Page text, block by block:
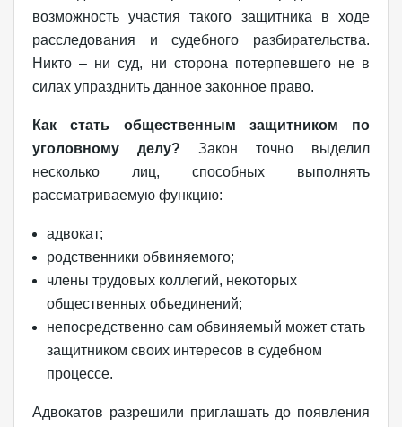
возможность участия такого защитника в ходе
расследования и судебного разбирательства.
Никто – ни суд, ни сторона потерпевшего не в
силах упразднить данное законное право.
Как стать общественным защитником по
уголовному делу? Закон точно выделил
несколько лиц, способных выполнять
рассматриваемую функцию:
адвокат;
родственники обвиняемого;
члены трудовых коллегий, некоторых
общественных объединений;
непосредственно сам обвиняемый может стать
защитником своих интересов в судебном
процессе.
Адвокатов разрешили приглашать до появления